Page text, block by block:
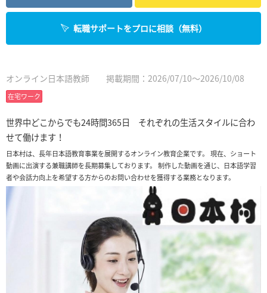
転職サポートをプロに相談（無料）
オンライン日本語教師 掲載期間：2026/07/10～2026/10/08
在宅ワーク
世界中どこからでも24時間365日 それぞれの生活スタイルに合わ
せて働けます！
日本村は、長年日本語教育事業を展開するオンライン教育企業です。 現在、ショート
動画に出演する兼職講師を長期募集しております。 制作した動画を通じ、日本語学習
者や会話力向上を希望する方からのお問い合わせを獲得する業務となります。